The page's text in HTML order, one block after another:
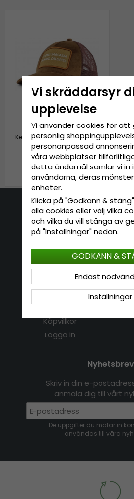
Keps - Gårda Velvet Trucker
Sarcasm (brun)
279 kr349 kr
Kontakta
E-mail:
Kundservice
Jag vill göra en retur
Köpvillkor
Logga in
Nyhetsbrev
Skriv in din e-
anmäla dig till vårt
De uppgifter du matar in
användas till våra
Vi skräddarsyr
upplevelse
Vi använder cookies för att
personlig
personanpassad
våra webbplatser
detta ändamål samlar vi in
användarna, deras
enheter.
Klicka på "Godkänn &
alla cookies eller välj vilka
och vilka du vill stänga av
på "Inställningar" nedan.
Inställningar
Endast
GODKÄNN &